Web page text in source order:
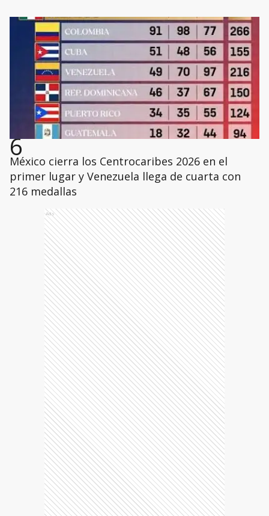
6
México cierra los Centrocaribes 2026 en el
primer lugar y Venezuela llega de cuarta con
216 medallas
Ads